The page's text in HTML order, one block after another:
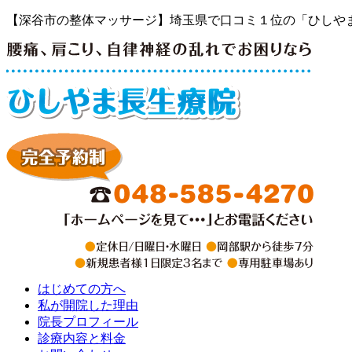
【深谷市の整体マッサージ】埼玉県で口コミ１位の「ひしや
はじめての方へ
私が開院した理由
院長プロフィール
診療内容と料金